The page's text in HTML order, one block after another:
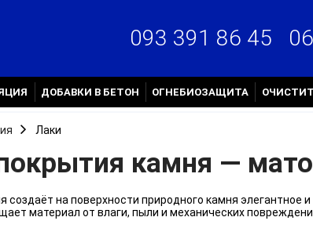
093 391 86 45
ДОБАВКИ В БЕТОН ОГНЕБИОЗАЩИТА
Лаки
камня —
создаёт на поверхности природного камня элегантное
материал от влаги, пыли и механических